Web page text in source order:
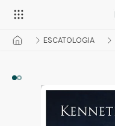
ESCATOLOGIA